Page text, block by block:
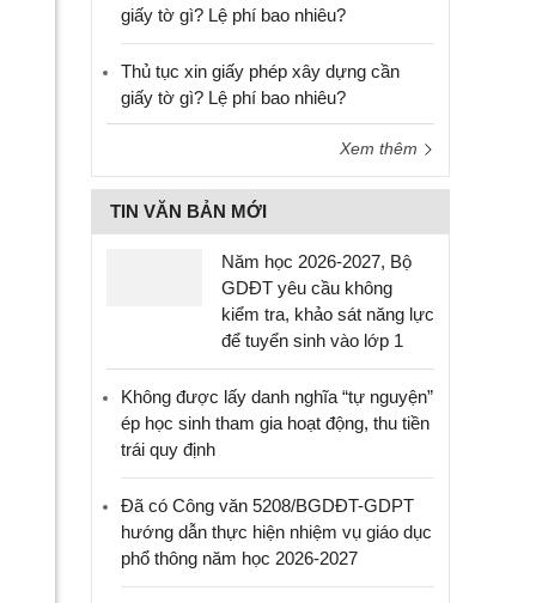
giấy tờ gì? Lệ phí bao nhiêu?
Thủ tục xin giấy phép xây dựng cần
giấy tờ gì? Lệ phí bao nhiêu?
Xem thêm
TIN VĂN BẢN MỚI
Năm học 2026-2027, Bộ
GDĐT yêu cầu không
kiểm tra, khảo sát năng lực
để tuyển sinh vào lớp 1
Không được lấy danh nghĩa “tự nguyện”
ép học sinh tham gia hoạt động, thu tiền
trái quy định
Đã có Công văn 5208/BGDĐT-GDPT
hướng dẫn thực hiện nhiệm vụ giáo dục
phổ thông năm học 2026-2027